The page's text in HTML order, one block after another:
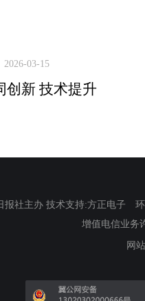
2026-03-15
创新 技术提升
社主办 技术支持:方正电子
增值电信业务
网